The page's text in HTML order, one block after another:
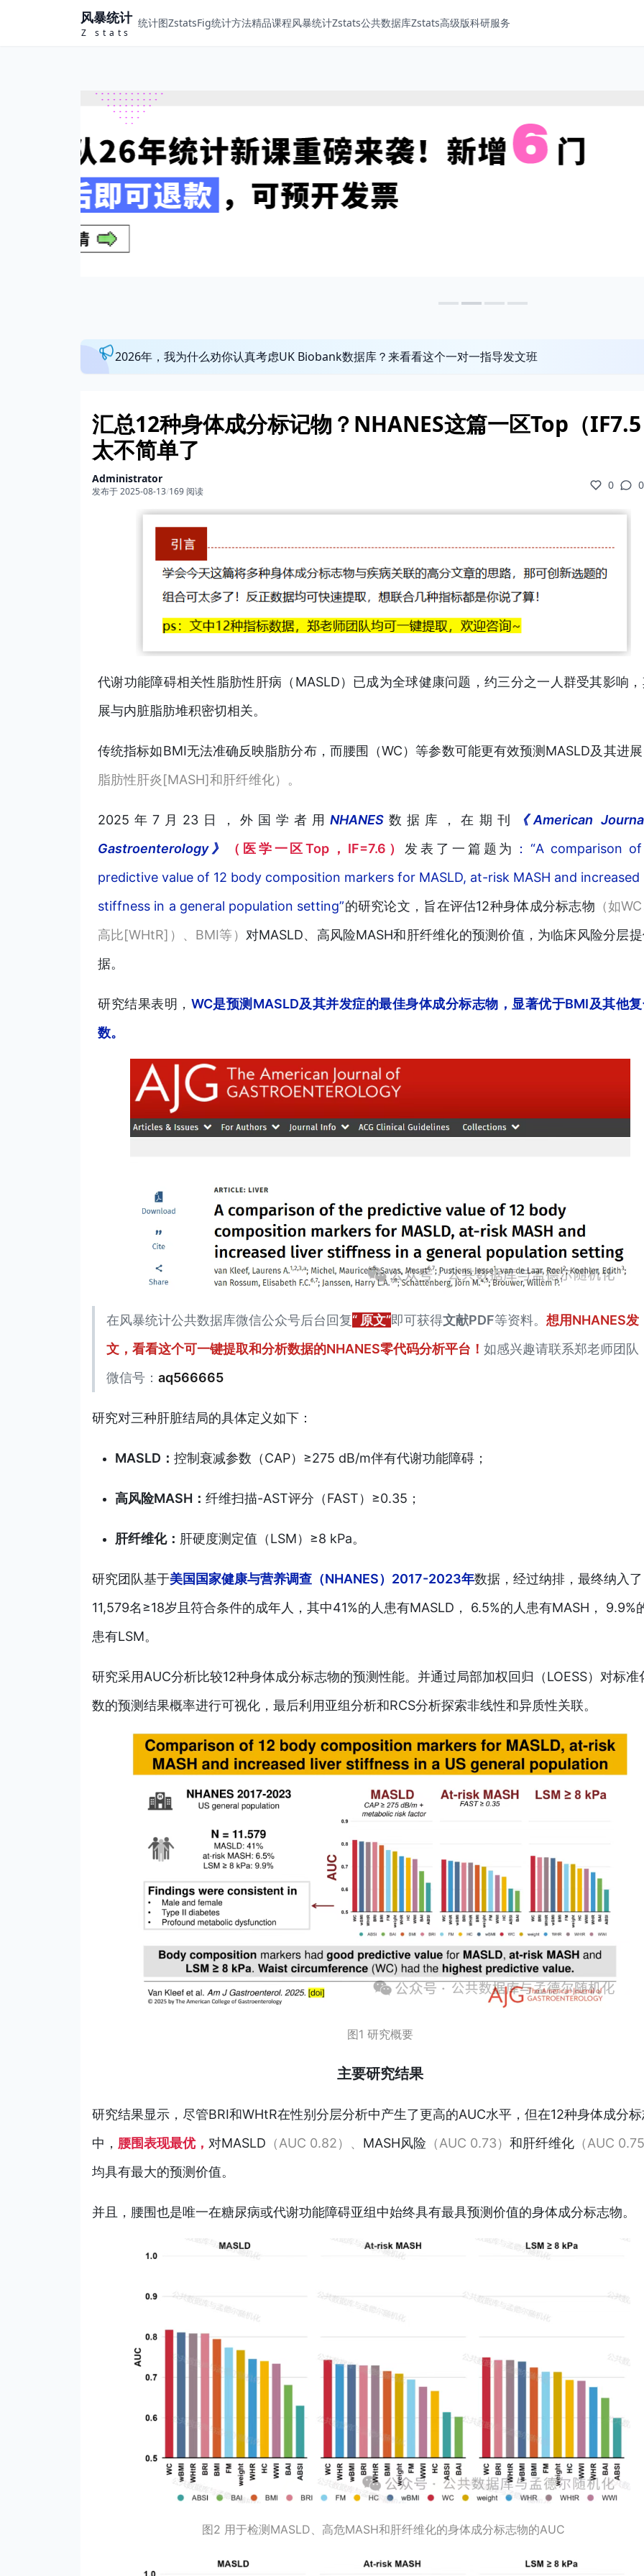
风暴统计
Z stats
统计图ZstatsFig统计方法精品课程风暴统计Zstats公共数据库Zstats高级版科研服务
2026年，我为什么劝你认真考虑UK Biobank数据库？来看看这个一对一指导发文班
汇总12种身体成分标记物？NHANES这篇一区Top（
太不简单了
Administrator
发布于 2025-08-13/169 阅读 0 0
代谢功能障碍相关性脂肪性肝病（MASLD）已成为全球健康问题，约三分之一人群受其影响
展与内脏脂肪堆积密切相关。
传统指标如BMI无法准确反映脂肪分布，而腰围（WC）等参数可能更有效预测MASLD及其进展
脂肪性肝炎[MASH]和肝纤维化）。
2025 年7月23日，外国学者用NHANES 数据库，在 期刊
《American
Gastroenterology》
（医学一区Top，IF=7.6） 发表了一篇题为
：“A comparison
predictive value of 12 body composition markers for MASLD, at-risk MASH and increased
stiffness in a general population setting”的研究论文，旨在评估12种身体成分标志物 （如
高比[WHtR]）、BMI等） 对MASLD、高风险MASH和肝纤维化的预测价值，为临床风险分层
据。
研究结果表明， WC是预测MASLD及其并发症的最佳身体成分标志物，显著优于BMI及其他
数。
在风暴统计公共数据库微信公众号后台回复“ 原文”即可获得文献PDF等资料。 想用NHANES发
文，看看这个可一键提取和分析数据的NHANES零代码分析平台！ 如感兴趣请联系郑老师团队
微信号： aq566665
研究对三种肝脏结局的具体定义如下：
MASLD： 控制衰减参数（CAP） ≥275 dB/m伴有代谢功能障碍；
高风险MASH： 纤维扫描-AST评分（FAST）≥0.35；
肝纤维化： 肝硬度测定值（LSM）≥8 kPa。
研究团队基于美国国家健康与营养调查（NHANES）2017-2023年数据，经过纳排，最终纳 入了
11,579名≥18岁且符合条件的成年人，其中41%的人患有MASLD， 6.5%的人患有MASH， 9.9%
患有LSM。
研究采用AUC分析比较12种身体成分标志物的预测性能。并通过局部加权回归（LOESS）对标准
数的预测结果概率进行可视化，最后利用亚组分析和RCS分析探索非线性和异质性关联。
图1 研究概要
主要研究结果
研究结果显示， 尽管BRI和WHtR在性别分层分析中产生了更高的AUC水平，但在12种身体成分
中， 腰围表现最优， 对MASLD （AUC 0.82）、 MASH风险 （AUC 0.73） 和肝纤维化 （AUC
均具有最大的预测价值。
并且，腰围也是唯一在糖尿病或代谢功能障碍亚组中始终具有最具预测价值的身体成分标志物。
图2 用于检测MASLD、高危MASH和肝纤维化的身体成分标志物的AUC